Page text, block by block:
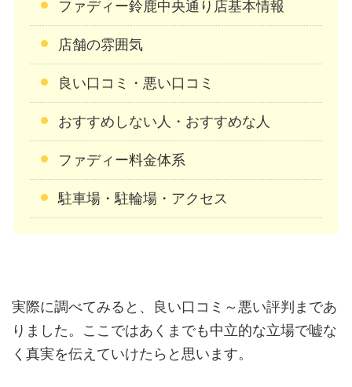
ファディー鈴鹿中央通り店基本情報
店舗の雰囲気
良い口コミ・悪い口コミ
おすすめしない人・おすすめな人
ファディー料金体系
駐車場・駐輪場・アクセス
実際に調べてみると、良い口コミ～悪い評判まであ
りました。ここではあくまでも中立的な立場で嘘な
く真実を伝えていけたらと思います。